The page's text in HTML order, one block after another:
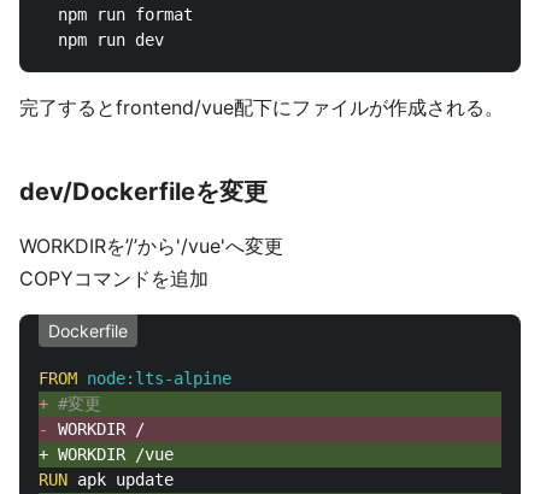
npm run format
完了するとfrontend/vue配下にファイルが作成される。
dev/Dockerfileを変更
WORKDIRを’/’から'/vue'へ変更
COPYコマンドを追加
Dockerfile
FROM node:lts-alpine
+ #変更
-
RUN